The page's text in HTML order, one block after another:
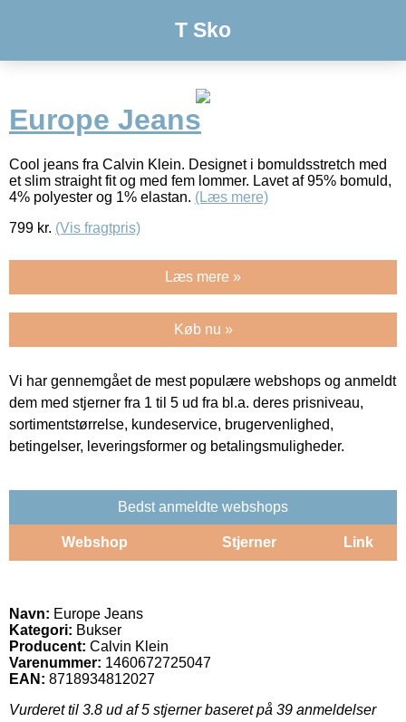
T Sko
Europe Jeans
Cool jeans fra Calvin Klein. Designet i bomuldsstretch med
et slim straight fit og med fem lommer. Lavet af 95% bomuld,
4% polyester og 1% elastan. (Læs mere)
799 kr. (Vis fragtpris)
Læs mere »
Køb nu »
Vi har gennemgået de mest populære webshops og anmeldt
dem med stjerner fra 1 til 5 ud fra bl.a. deres prisniveau,
sortimentstørrelse, kundeservice, brugervenlighed,
betingelser, leveringsformer og betalingsmuligheder.
Bedst anmeldte webshops
Webshop Stjerner Link
Navn: Europe Jeans
Kategori: Bukser
Producent: Calvin Klein
Varenummer: 1460672725047
EAN: 8718934812027
Vurderet til 3.8 ud af 5 stjerner baseret på 39 anmeldelser